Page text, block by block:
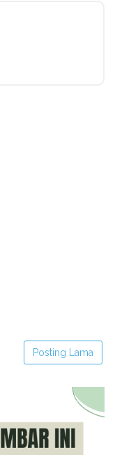
Posting Lama